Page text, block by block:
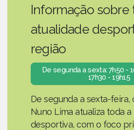
Informação sobre
atualidade
região
De segunda a sexta: 7h50 -
17h30 - 19h15
De segunda a sexta-feira,
Nuno Lima atualiza toda
desportiva, com o foco